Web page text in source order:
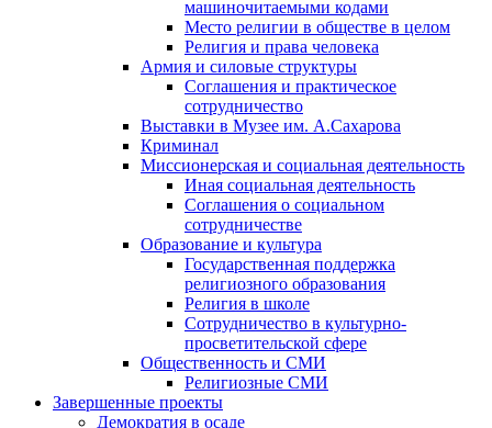
машиночитаемыми кодами
Место религии в обществе в целом
Религия и права человека
Армия и силовые структуры
Соглашения и практическое
сотрудничество
Выставки в Музее им. А.Сахарова
Криминал
Миссионерская и социальная деятельность
Иная социальная деятельность
Соглашения о социальном
сотрудничестве
Образование и культура
Государственная поддержка
религиозного образования
Религия в школе
Сотрудничество в культурно-
просветительской сфере
Общественность и СМИ
Религиозные СМИ
Завершенные проекты
Демократия в осаде